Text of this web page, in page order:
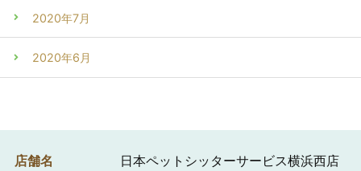
2020年7月
2020年6月
店舗名
日本ペットシッターサービス横浜西店